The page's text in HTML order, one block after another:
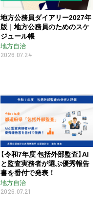
地方公務員ダイアリー2027年
版｜地方公務員のためのスケ
ジュール帳
地方自治
2026.07.24
【令和7年度 包括外部監査】AI
と監査実務者が選ぶ優秀報告
書を番付で発表！
地方自治
2026.07.21